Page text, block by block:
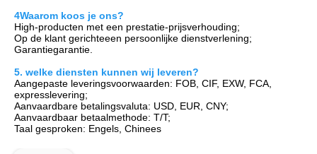
4Waarom koos je ons?
High-producten met een prestatie-prijsverhouding;
Op de klant gerichteeen persoonlijke dienstverlening;
Garantiegarantie.
5. welke diensten kunnen wij leveren?
Aangepaste leveringsvoorwaarden: FOB, CIF, EXW, FCA,
expresslevering;
Aanvaardbare betalingsvaluta: USD, EUR, CNY;
Aanvaardbaar betaalmethode: T/T;
Taal gesproken: Engels, Chinees